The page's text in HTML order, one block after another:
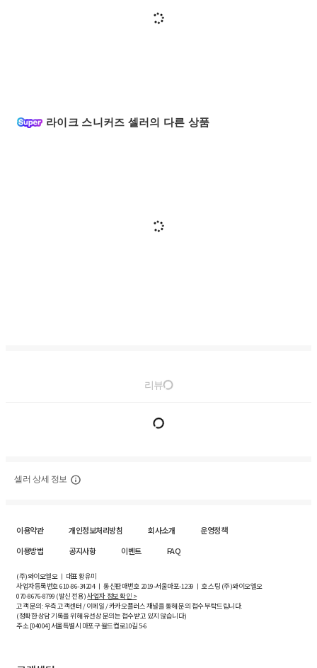
라이크 스니커즈 셀러의 다른 상품
리뷰
셀러 상세 정보
이용약관 개인정보처리방침 회사소개
운영정책
이용방법
공지사항 이벤트 FAQ
(주)와이오엘오 ㅣ 대표 황유미
사업자등록번호610-86-34204ㅣ 통신판매번호 2019-서울마포-1239 ㅣ 호스팅 (주)와이오엘오
070-8676-8799 (발신 전용)사업자 정보 확인 >
고객 문의: 우측 고객센터 / 이메일 / 카카오플러스 채널을 통해 문의 접수 부탁드립니다.
(정확한 상담 기록을 위해 유선상 문의는 접수받고 있지 않습니다)
주소 [04004] 서울특별시 마포구 월드컵로10길5-6